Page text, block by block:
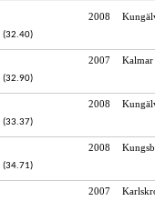
2008
(32.40)
2007 Kalmar
(32.90)
2008
(33.37)
2008
(34.71)
2007